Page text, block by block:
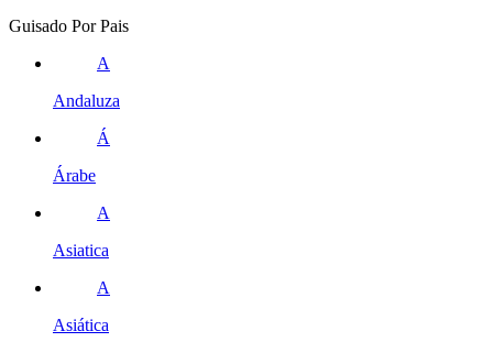
Guisado Por Pais
A
Andaluza
Á
Árabe
A
Asiatica
A
Asiática